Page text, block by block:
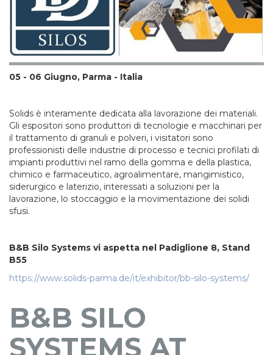
05 - 06 Giugno, Parma - Italia
Solids è interamente dedicata alla lavorazione dei materiali.
Gli espositori sono produttori di tecnologie e macchinari per
il trattamento di granuli e polveri, i visitatori sono
professionisti delle industrie di processo e tecnici profilati di
impianti produttivi nel ramo della gomma e della plastica,
chimico e farmaceutico, agroalimentare, mangimistico,
siderurgico e laterizio, interessati a soluzioni per la
lavorazione, lo stoccaggio e la movimentazione dei solidi
sfusi.
B&B Silo Systems vi aspetta nel Padiglione 8, Stand
B55
https://www.solids-parma.de/it/exhibitor/bb-silo-systems/
B&B SILO
SYSTEMS AT